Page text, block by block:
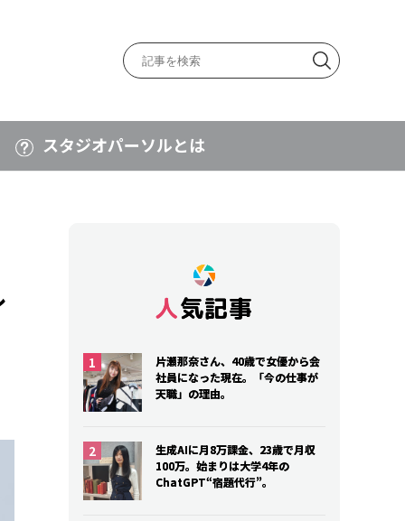
スタジオパーソルとは
人気記事
片瀬那奈さん、40歳で女優から会
社員になった現在。「今の仕事が
天職」の理由。
生成AIに月8万課金、23歳で月収
100万。始まりは大学4年の
ChatGPT“宿題代行”。
人気記事
片瀬那奈さん、40歳で女優から会
社員になった現在。「今の仕事が
天職」の理由。
生成AIに月8万課金、23歳で月収
100万。始まりは大学4年の
ChatGPT“宿題代行”。